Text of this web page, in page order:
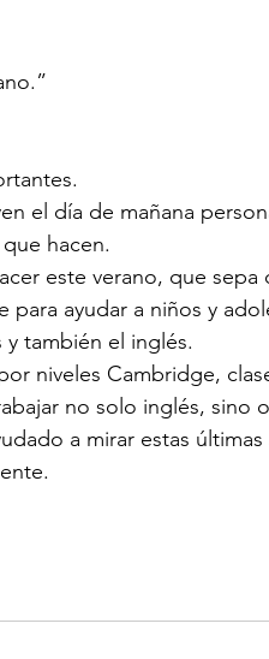
el día de mañana
hacen.
este verano, que sepa
para ayudar a niños y
también el inglés.
niveles Cambridge,
no solo inglés, sino
a mirar estas últimas